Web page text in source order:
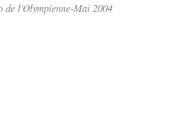
de l'Olympienne-Mai 2004